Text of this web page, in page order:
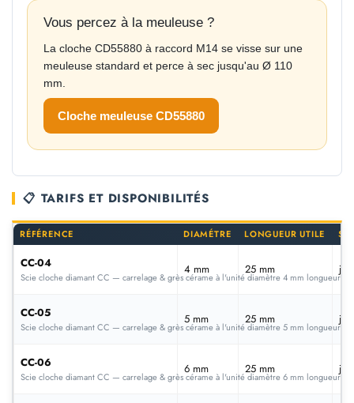
Vous percez à la meuleuse ?
La cloche CD55880 à raccord M14 se visse sur une
meuleuse standard et perce à sec jusqu'au Ø 110
mm.
Cloche meuleuse CD55880
📋 TARIFS ET DISPONIBILITÉS
RÉFÉRENCE DIAMÉTRE LONGUEUR UTILE
CC-04
Scie cloche diamant CC — carrelage & grès cérame à l'unité diamètre 4 mm longueur
4 mm 25 mm
CC-05
Scie cloche diamant CC — carrelage & grès cérame à l'unité diamètre 5 mm longueur
5 mm 25 mm
CC-06
Scie cloche diamant CC — carrelage & grès cérame à l'unité diamètre 6 mm longueur
6 mm 25 mm